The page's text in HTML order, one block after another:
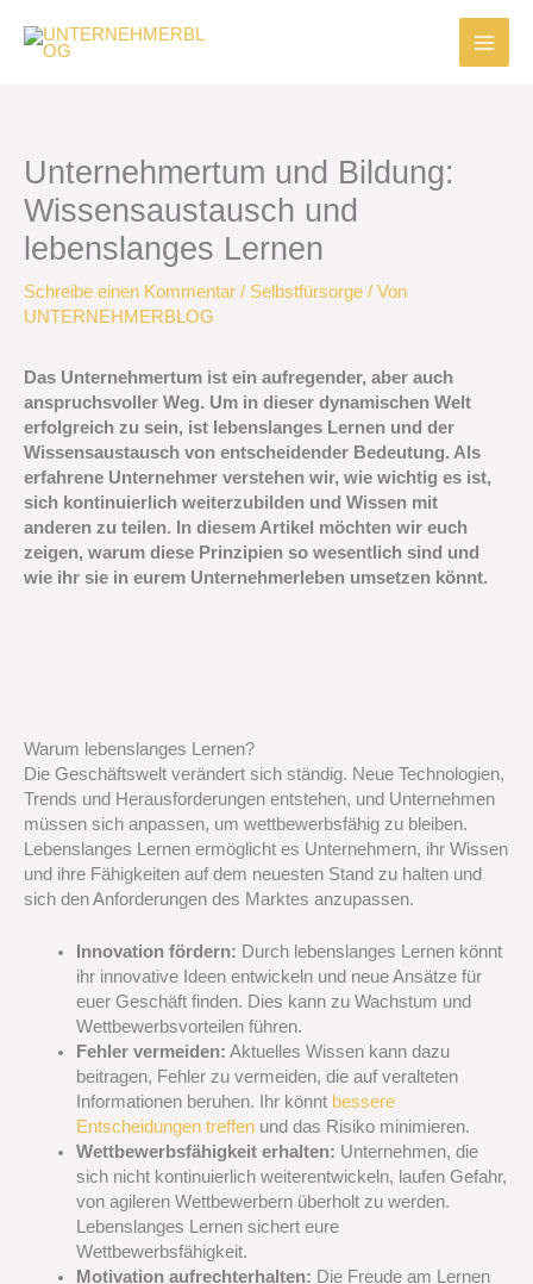
Inhalt
springen
Unternehmertum und Bildung:
Wissensaustausch und
lebenslanges Lernen
Schreibe einen Kommentar / Selbstfürsorge / Von
UNTERNEHMERBLOG
Das Unternehmertum ist ein aufregender, aber auch
anspruchsvoller Weg. Um in dieser dynamischen Welt
erfolgreich zu sein, ist lebenslanges Lernen und der
Wissensaustausch von entscheidender Bedeutung. Als
erfahrene Unternehmer verstehen wir, wie wichtig es ist,
sich kontinuierlich weiterzubilden und Wissen mit
anderen zu teilen. In diesem Artikel möchten wir euch
zeigen, warum diese Prinzipien so wesentlich sind und
wie ihr sie in eurem Unternehmerleben umsetzen könnt.
Warum lebenslanges Lernen?
Die Geschäftswelt verändert sich ständig. Neue Technologien,
Trends und Herausforderungen entstehen, und Unternehmen
müssen sich anpassen, um wettbewerbsfähig zu bleiben.
Lebenslanges Lernen ermöglicht es Unternehmern, ihr Wissen
und ihre Fähigkeiten auf dem neuesten Stand zu halten und
sich den Anforderungen des Marktes anzupassen.
Innovation fördern: Durch lebenslanges Lernen könnt
ihr innovative Ideen entwickeln und neue Ansätze für
euer Geschäft finden. Dies kann zu Wachstum und
Wettbewerbsvorteilen führen.
Fehler vermeiden: Aktuelles Wissen kann dazu
beitragen, Fehler zu vermeiden, die auf veralteten
Informationen beruhen. Ihr könnt bessere
Entscheidungen treffenund das Risiko minimieren.
Wettbewerbsfähigkeit erhalten: Unternehmen, die
sich nicht kontinuierlich weiterentwickeln, laufen Gefahr,
von agileren Wettbewerbern überholt zu werden.
Lebenslanges Lernen sichert eure
Wettbewerbsfähigkeit.
Motivation aufrechterhalten: Die Freude am Lernen